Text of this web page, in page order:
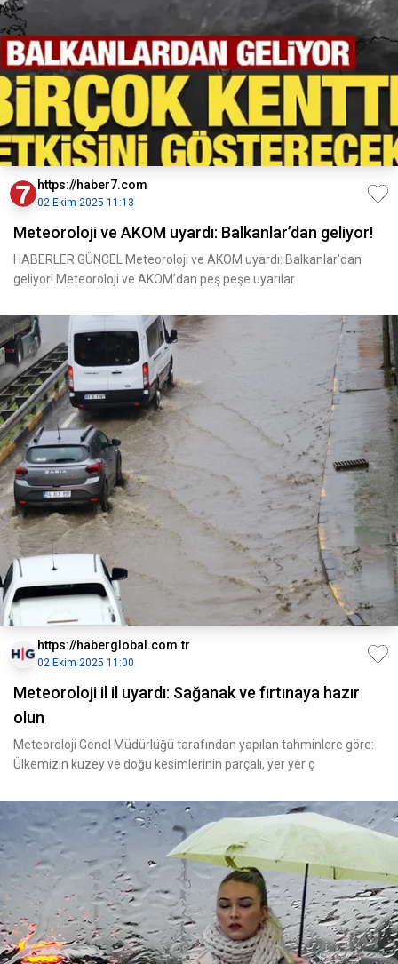
https://haber7.com
02 Ekim 2025 11:13
Meteoroloji ve AKOM uyardı: Balkanlar’dan geliyor!
HABERLER GÜNCEL Meteoroloji ve AKOM uyardı: Balkanlar’dan
geliyor! Meteoroloji ve AKOM’dan peş peşe uyarılar
https://haberglobal.com.tr
02 Ekim 2025 11:00
Meteoroloji il il uyardı: Sağanak ve fırtınaya hazır
olun
Meteoroloji Genel Müdürlüğü tarafından yapılan tahminlere göre:
Ülkemizin kuzey ve doğu kesimlerinin parçalı, yer yer ç